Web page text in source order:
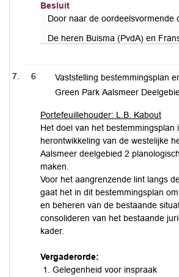
Besluit
Door naar de oordeelsvormende
De heren Buisma (PvdA) en
6
Vaststelling bestemmingsplan
Green Park Aalsmeer
Portefeuillehouder: L.B. Kabout
Het doel van het bestemmingsplan
herontwikkeling van de westelijke
Aalsmeer deelgebied 2
maken.
Voor het aangrenzende lint langs
gaat het in dit bestemmingsplan
en beheren van de bestaande
consolideren van het bestaande
kader.
Vergaderorde:
Gelegenheid voor inspraak